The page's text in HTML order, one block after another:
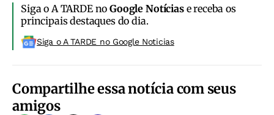
Siga o A TARDE noGoogle Notíciase receba os
principais destaques do dia.
Siga o A TARDE no Google Noticias
Compartilhe essa notícia com seus
amigos